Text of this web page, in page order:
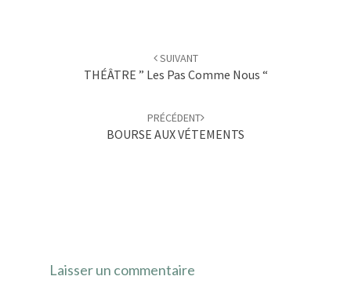
SUIVANT
THÉÂTRE ” Les Pas Comme Nous “
PRÉCÉDENT
BOURSE AUX VÉTEMENTS
Laisser un commentaire